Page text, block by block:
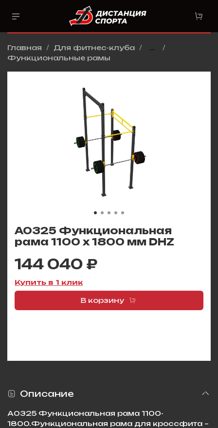
Главная Для фитнес-клуба
...
Функциональные рамы
A0325 Функциональная
рама 1100 x 1800 мм DHZ
144 040 ₽
Купить в 1 клик
В корзину
Описание
А0325 Функциональная рама 1100-
1800.Функциональная рама для кроссфита –